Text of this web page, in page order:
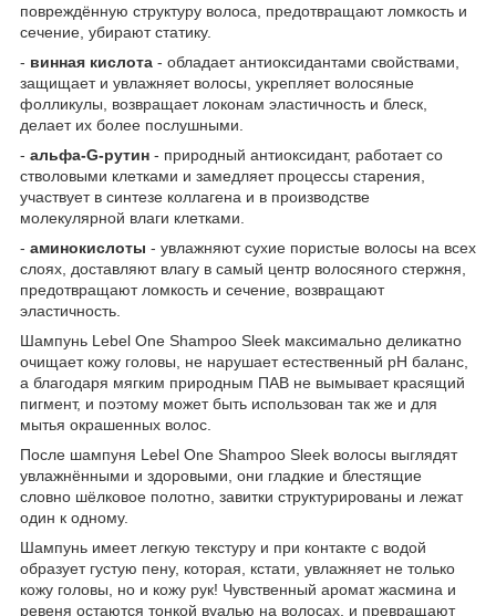
повреждённую структуру волоса, предотвращают ломкость и
сечение, убирают статику.
- винная кислота - обладает антиоксидантами свойствами,
защищает и увлажняет волосы, укрепляет волосяные
фолликулы, возвращает локонам эластичность и блеск,
делает их более послушными.
- альфа-G-рутин - природный антиоксидант, работает со
стволовыми клетками и замедляет процессы старения,
участвует в синтезе коллагена и в производстве
молекулярной влаги клетками.
- аминокислоты - увлажняют сухие пористые волосы на всех
слоях, доставляют влагу в самый центр волосяного стержня,
предотвращают ломкость и сечение, возвращают
эластичность.
Шампунь Lebel One Shampoo Sleek максимально деликатно
очищает кожу головы, не нарушает естественный рН баланс,
а благодаря мягким природным ПАВ не вымывает красящий
пигмент, и поэтому может быть использован так же и для
мытья окрашенных волос.
После шампуня Lebel One Shampoo Sleek волосы выглядят
увлажнёнными и здоровыми, они гладкие и блестящие
словно шёлковое полотно, завитки структурированы и лежат
один к одному.
Шампунь имеет легкую текстуру и при контакте с водой
образует густую пену, которая, кстати, увлажняет не только
кожу головы, но и кожу рук! Чувственный аромат жасмина и
ревеня остаются тонкой вуалью на волосах, и превращают